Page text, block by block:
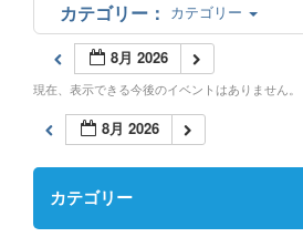
カテゴリー
8月 2026
現在、表示できる今後のイベントはありません。
8月 2026
カテゴリー